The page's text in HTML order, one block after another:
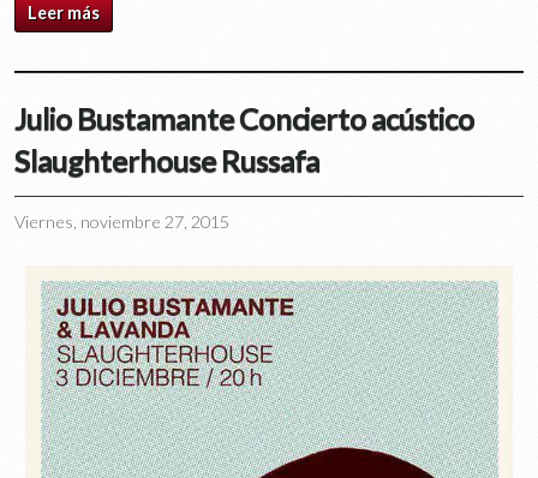
Leer más
Julio Bustamante Concierto acústico
Slaughterhouse Russafa
Viernes, noviembre 27, 2015